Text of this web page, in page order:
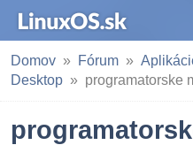
Domov Fórum
Desktop
programatorske